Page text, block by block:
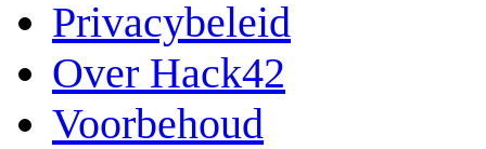
Privacybeleid
Over Hack42
Voorbehoud